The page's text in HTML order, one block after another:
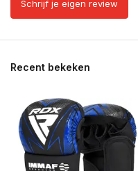
Schrijf je eigen review
Recent bekeken